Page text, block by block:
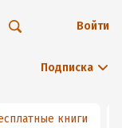
Подписка
Войти
книги